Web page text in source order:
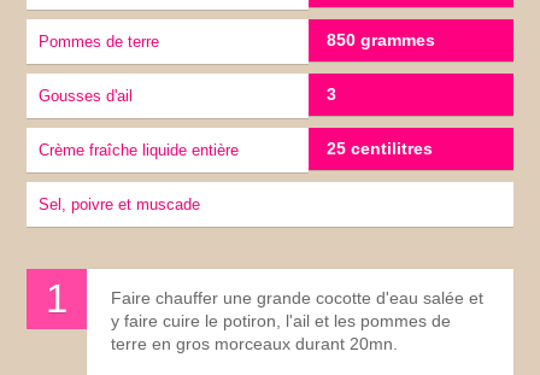
pommes de terre 850 grammes
gousses d'ail 3
Crème fraîche liquide entière 25 centilitres
Sel, poivre et muscade
Faire chauffer une grande cocotte d'eau salée et
y faire cuire le potiron, l'ail et les pommes de
terre en gros morceaux durant 20mn.